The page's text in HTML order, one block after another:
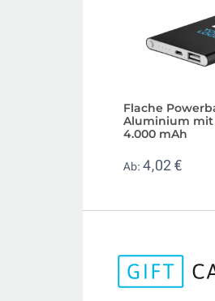
Flache
Aluminium mit
4.000 mAh
Ab: 4,02 €